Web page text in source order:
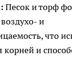
Песок и торф
и
что
корней и